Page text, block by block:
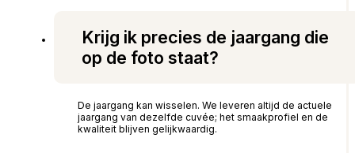
Krijg ik precies de jaargang die
op de foto staat?
De jaargang kan wisselen. We leveren altijd de actuele
jaargang van dezelfde cuvée; het smaakprofiel en de
kwaliteit blijven gelijkwaardig.